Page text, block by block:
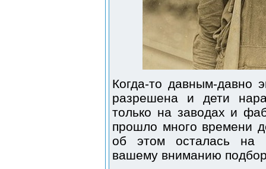
Когда-то давным-давно
разрешена и дети
только на заводах и
прошло много времени
об этом осталась на
вашему вниманию